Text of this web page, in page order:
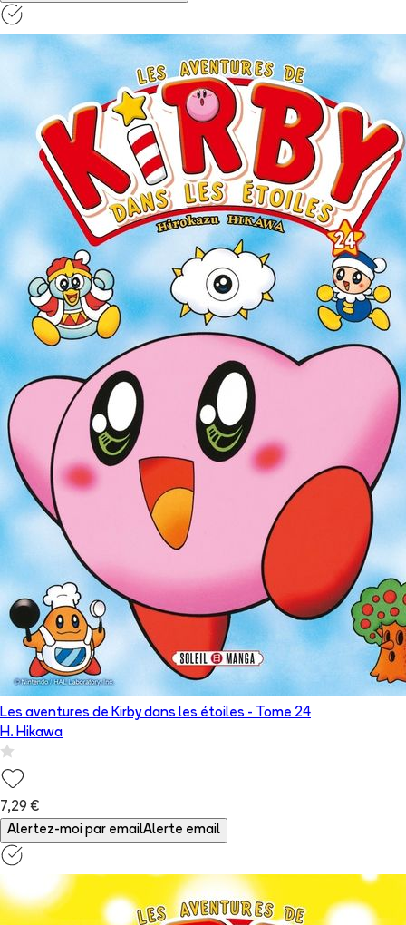
Les aventures de Kirby dans les étoiles - Tome 24
H. Hikawa
7,29 €
Alertez-moi par emailAlerte email